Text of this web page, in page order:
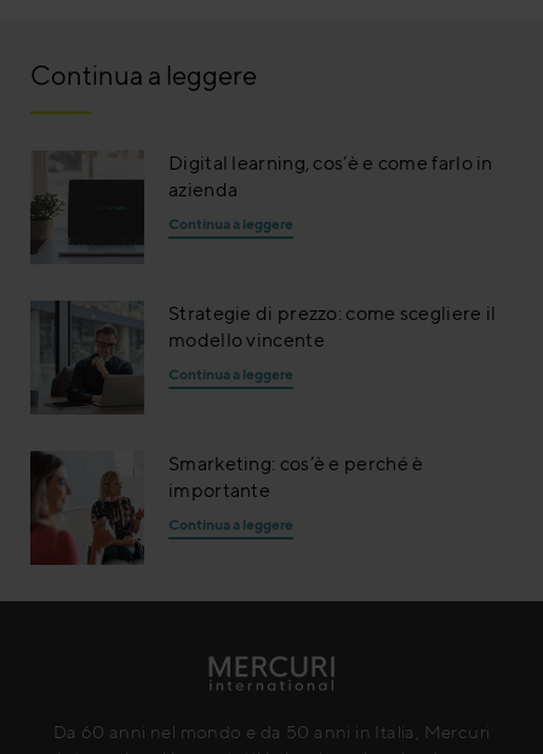
Continua a leggere
Digital learning, cos’è e come farlo in
azienda
Continua a leggere
Strategie di prezzo: come scegliere il
modello vincente
Continua a leggere
Smarketing: cos’è e perché è
importante
Continua a leggere
Da 60 anni nel mondo e da 50 anni in Italia, Mercuri